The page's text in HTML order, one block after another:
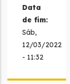
Data
de fim:
Sáb,
12/03/2022
- 11:32